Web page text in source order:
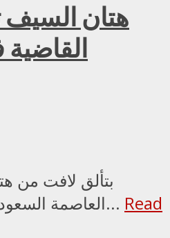
هتان السيف
بتألق لافت من
العاصمة السعودية الرياض منافسات... Read